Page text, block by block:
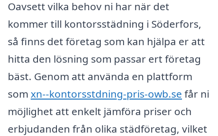
Oavsett vilka behov ni har när det
kommer till kontorsstädning i Söderfors,
så finns det företag som kan hjälpa er att
hitta den lösning som passar ert företag
bäst. Genom att använda en plattform
som xn--kontorsstdning-pris-owb.se får ni
möjlighet att enkelt jämföra priser och
erbjudanden från olika städföretag, vilket